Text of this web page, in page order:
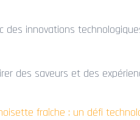
des innovations
des saveurs et des
fraîche : un défi